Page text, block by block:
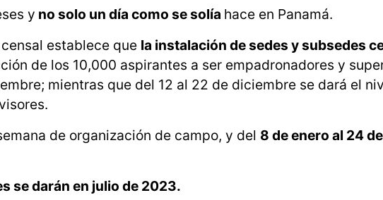
y no solo un día como se solía hace en Panamá.
establece que la instalación de sedes y subsedes
de los 10,000 aspirantes a ser empadronadores y
mientras que del 12 al 22 de diciembre se dará el
de organización de campo, y del 8 de enero al 24
se darán en julio de 2023.